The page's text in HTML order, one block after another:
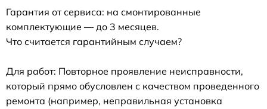
Гарантия от сервиса: на смонтированные
комплектующие — до 3 месяцев.
Что считается гарантийным случаем?
Для работ: Повторное проявление неисправности,
который прямо обусловлен с качеством проведенного
ремонта (например, неправильная установка